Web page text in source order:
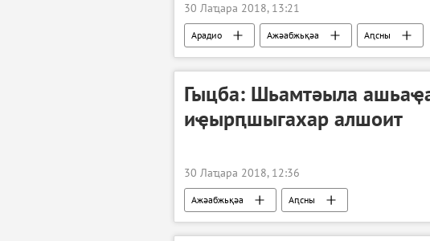
30 Лаҵара 2018, 13:21
Арадио Ажәабжьқәа Аԥсны
Гыцба: Шьамтәыла
иҿырԥшыгахар алшоит
30 Лаҵара 2018, 12:36
Ажәабжьқәа Аԥсны